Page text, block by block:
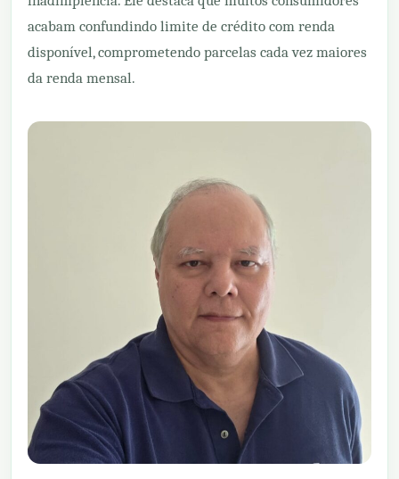
acabam confundindo limite de crédito com renda
disponível, comprometendo parcelas cada vez maiores
da renda mensal.